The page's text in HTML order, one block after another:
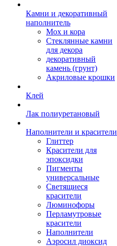
Камни и декоративный
наполнитель
Мох и кора
Стеклянные камни
для декора
декоративный
камень (грунт)
Акриловые крошки
Клей
Лак полиуретановый
Наполнители и красители
Глиттер
Красители для
эпоксидки
Пигменты
универсальные
Светящиеся
красители
Люминофоры
Перламутровые
красители
Наполнители
Аэросил диоксид